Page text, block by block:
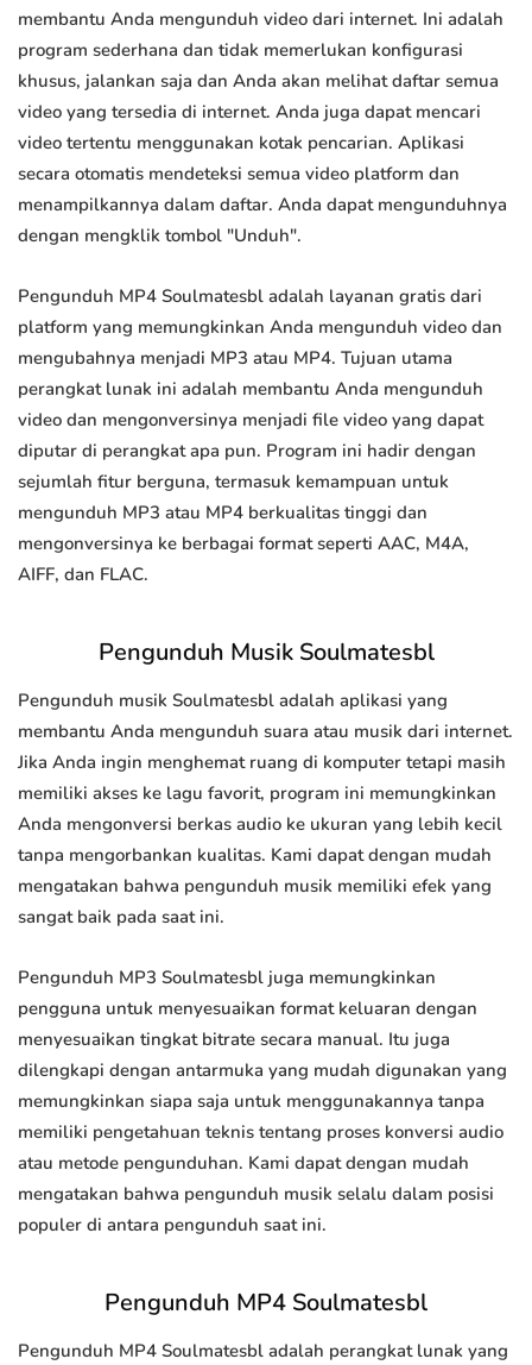
membantu Anda mengunduh video dari internet. Ini adalah
program sederhana dan tidak memerlukan konfigurasi
khusus, jalankan saja dan Anda akan melihat daftar semua
video yang tersedia di internet. Anda juga dapat mencari
video tertentu menggunakan kotak pencarian. Aplikasi
secara otomatis mendeteksi semua video platform dan
menampilkannya dalam daftar. Anda dapat mengunduhnya
dengan mengklik tombol "Unduh".
Pengunduh MP4 Soulmatesbl adalah layanan gratis dari
platform yang memungkinkan Anda mengunduh video dan
mengubahnya menjadi MP3 atau MP4. Tujuan utama
perangkat lunak ini adalah membantu Anda mengunduh
video dan mengonversinya menjadi file video yang dapat
diputar di perangkat apa pun. Program ini hadir dengan
sejumlah fitur berguna, termasuk kemampuan untuk
mengunduh MP3 atau MP4 berkualitas tinggi dan
mengonversinya ke berbagai format seperti AAC, M4A,
AIFF, dan FLAC.
Pengunduh Musik Soulmatesbl
Pengunduh musik Soulmatesbl adalah aplikasi yang
membantu Anda mengunduh suara atau musik dari internet.
Jika Anda ingin menghemat ruang di komputer tetapi masih
memiliki akses ke lagu favorit, program ini memungkinkan
Anda mengonversi berkas audio ke ukuran yang lebih kecil
tanpa mengorbankan kualitas. Kami dapat dengan mudah
mengatakan bahwa pengunduh musik memiliki efek yang
sangat baik pada saat ini.
Pengunduh MP3 Soulmatesbl juga memungkinkan
pengguna untuk menyesuaikan format keluaran dengan
menyesuaikan tingkat bitrate secara manual. Itu juga
dilengkapi dengan antarmuka yang mudah digunakan yang
memungkinkan siapa saja untuk menggunakannya tanpa
memiliki pengetahuan teknis tentang proses konversi audio
atau metode pengunduhan. Kami dapat dengan mudah
mengatakan bahwa pengunduh musik selalu dalam posisi
populer di antara pengunduh saat ini.
Pengunduh MP4 Soulmatesbl
Pengunduh MP4 Soulmatesbl adalah perangkat lunak yang